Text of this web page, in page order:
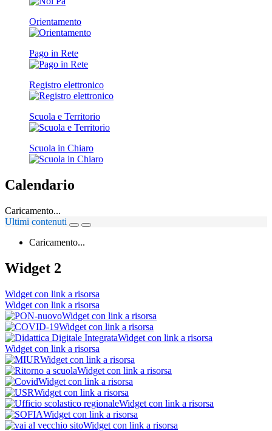
Orientamento
Pago in Rete
Registro elettronico
Scuola e Territorio
Scuola in Chiaro
Calendario
Caricamento...
Ultimi contenuti
Caricamento...
Widget 2
Widget con link a risorsa
Widget con link a risorsa
Widget con link a risorsa
Widget con link a risorsa
Widget con link a risorsa
Widget con link a risorsa
Widget con link a risorsa
Widget con link a risorsa
Widget con link a risorsa
Widget con link a risorsa
Widget con link a risorsa
Widget con link a risorsa
Widget con link a risorsa